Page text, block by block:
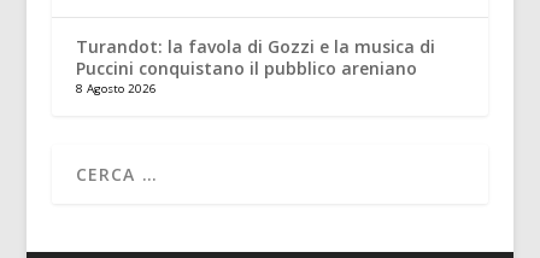
Turandot: la favola di Gozzi e la musica di
Puccini conquistano il pubblico areniano
8 Agosto 2026